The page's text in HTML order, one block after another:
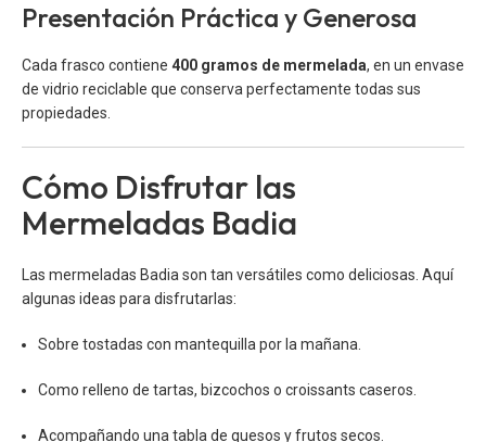
Presentación Práctica y Generosa
Cada frasco contiene 400 gramos de mermelada, en un envase
de vidrio reciclable que conserva perfectamente todas sus
propiedades.
Cómo Disfrutar las
Mermeladas Badia
Las mermeladas Badia son tan versátiles como deliciosas. Aquí
algunas ideas para disfrutarlas:
Sobre tostadas con mantequilla por la mañana.
Como relleno de tartas, bizcochos o croissants caseros.
Acompañando una tabla de quesos y frutos secos.